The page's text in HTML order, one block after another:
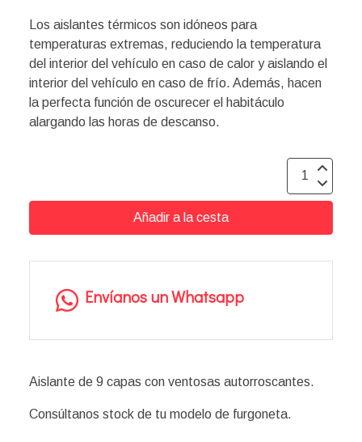
Los aislantes térmicos son idóneos para
temperaturas extremas, reduciendo la temperatura
del interior del vehículo en caso de calor y aislando el
interior del vehículo en caso de frío. Además, hacen
la perfecta función de oscurecer el habitáculo
alargando las horas de descanso.
Añadir a la cesta
Envíanos un Whatsapp
Aislante de 9 capas con ventosas autorroscantes.
Consúltanos stock de tu modelo de furgoneta.